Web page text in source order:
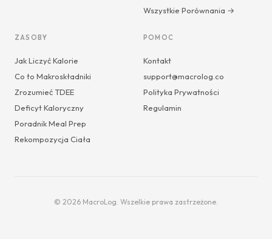
Wszystkie Porównania →
ZASOBY
Jak Liczyć Kalorie
Co to Makroskładniki
Zrozumieć TDEE
Deficyt Kaloryczny
Poradnik Meal Prep
Rekompozycja Ciała
POMOC
Kontakt
support@macrolog.co
Polityka Prywatności
Regulamin
© 2026 MacroLog. Wszelkie prawa zastrzeżone.